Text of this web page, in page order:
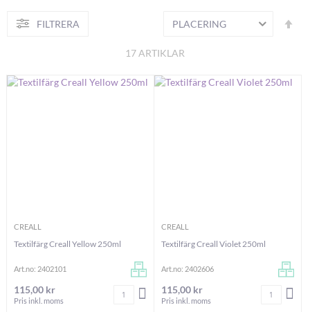
FILTRERA
17ARTIKLAR
CREALL
Textilfärg Creall Yellow 250ml
Art.no: 2402101
115,00 kr
Pris inkl. moms
Antal LÄGG I VARUKORGEN
CREALL
Textilfärg Creall Violet 250ml
Art.no: 2402606
115,00 kr
Pris inkl. moms
Antal